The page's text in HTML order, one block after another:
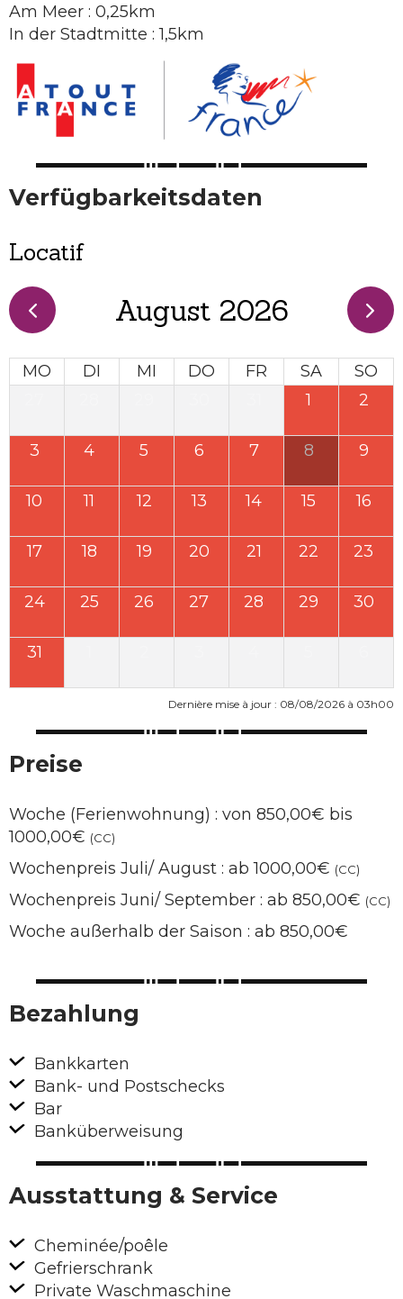
Am Meer : 0,25km
In der Stadtmitte : 1,5km
Verfügbarkeitsdaten
Locatif
August 2026
MO DI MI DO FR SA
SO
1 2
3 4 5 6 7 8 9
10 11 12 13 14 15 16
17 18 19 20 21 22 23
24 25 26 27 28 29 30
31
Dernière mise à jour : 08/08/2026 à 03h00
Preise
Woche (Ferienwohnung) : von 850,00€ bis
1000,00€ (CC)
Wochenpreis Juli/ August : ab 1000,00€ (CC)
Wochenpreis Juni/ September : ab 850,00€ (CC)
Woche außerhalb der Saison : ab 850,00€
Bezahlung
Bankkarten
Bank- und Postschecks
Bar
Banküberweisung
Ausstattung & Service
Cheminée/poêle
Gefrierschrank
Private Waschmaschine